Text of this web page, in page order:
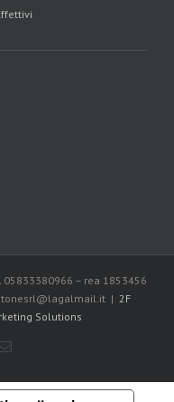
05833380966 – rea 1853456
| 2F
Solutions